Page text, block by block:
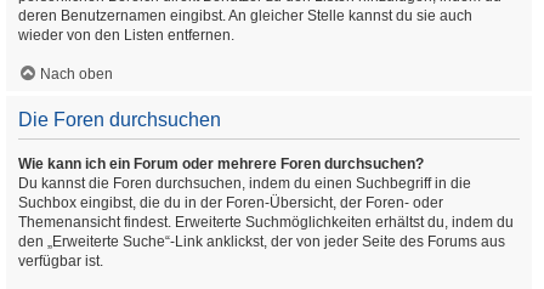
deren Benutzernamen eingibst. An gleicher Stelle kannst du sie auch
wieder von den Listen entfernen.
Nach oben
Die Foren durchsuchen
Wie kann ich ein Forum oder mehrere Foren durchsuchen?
Du kannst die Foren durchsuchen, indem du einen Suchbegriff in die
Suchbox eingibst, die du in der Foren-Übersicht, der Foren- oder
Themenansicht findest. Erweiterte Suchmöglichkeiten erhältst du, indem du
den „Erweiterte Suche“-Link anklickst, der von jeder Seite des Forums aus
verfügbar ist.